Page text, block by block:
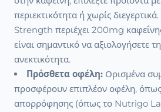
περιεκτικότητα ή χωρίς
Strength περιέχει 200mg
είναι σημαντικό να αξιολογήσετε
ανεκτικότητα.
Πρόσθετα οφέλη: Ορισμένα
προσφέρουν επιπλέον οφέλη,
απορρόφησης (όπως το Nutrigo